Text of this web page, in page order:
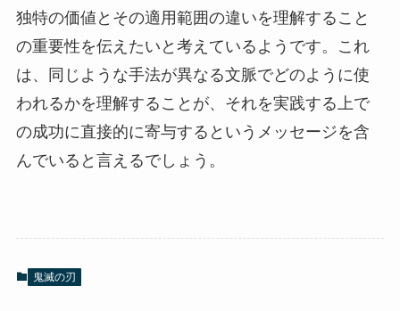
独特の価値とその適用範囲の違いを理解すること
の重要性を伝えたいと考えているようです。これ
は、同じような手法が異なる文脈でどのように使
われるかを理解することが、それを実践する上で
の成功に直接的に寄与するというメッセージを含
んでいると言えるでしょう。
鬼滅の刃